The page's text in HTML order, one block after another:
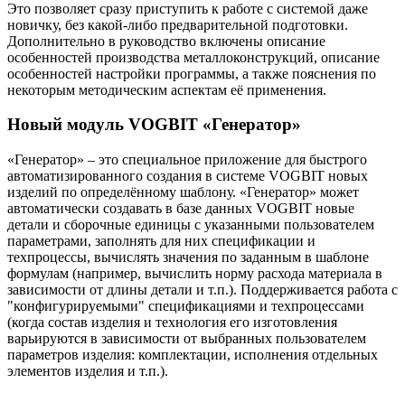
Это позволяет сразу приступить к работе с системой даже
новичку, без какой-либо предварительной подготовки.
Дополнительно в руководство включены описание
особенностей производства металлоконструкций, описание
особенностей настройки программы, а также пояснения по
некоторым методическим аспектам её применения.
Новый модуль VOGBIT «Генератор»
«Генератор» – это специальное приложение для быстрого
автоматизированного создания в системе VOGBIT новых
изделий по определённому шаблону. «Генератор» может
автоматически создавать в базе данных VOGBIT новые
детали и сборочные единицы с указанными пользователем
параметрами, заполнять для них спецификации и
техпроцессы, вычислять значения по заданным в шаблоне
формулам (например, вычислить норму расхода материала в
зависимости от длины детали и т.п.). Поддерживается работа с
"конфигурируемыми" спецификациями и техпроцессами
(когда состав изделия и технология его изготовления
варьируются в зависимости от выбранных пользователем
параметров изделия: комплектации, исполнения отдельных
элементов изделия и т.п.).